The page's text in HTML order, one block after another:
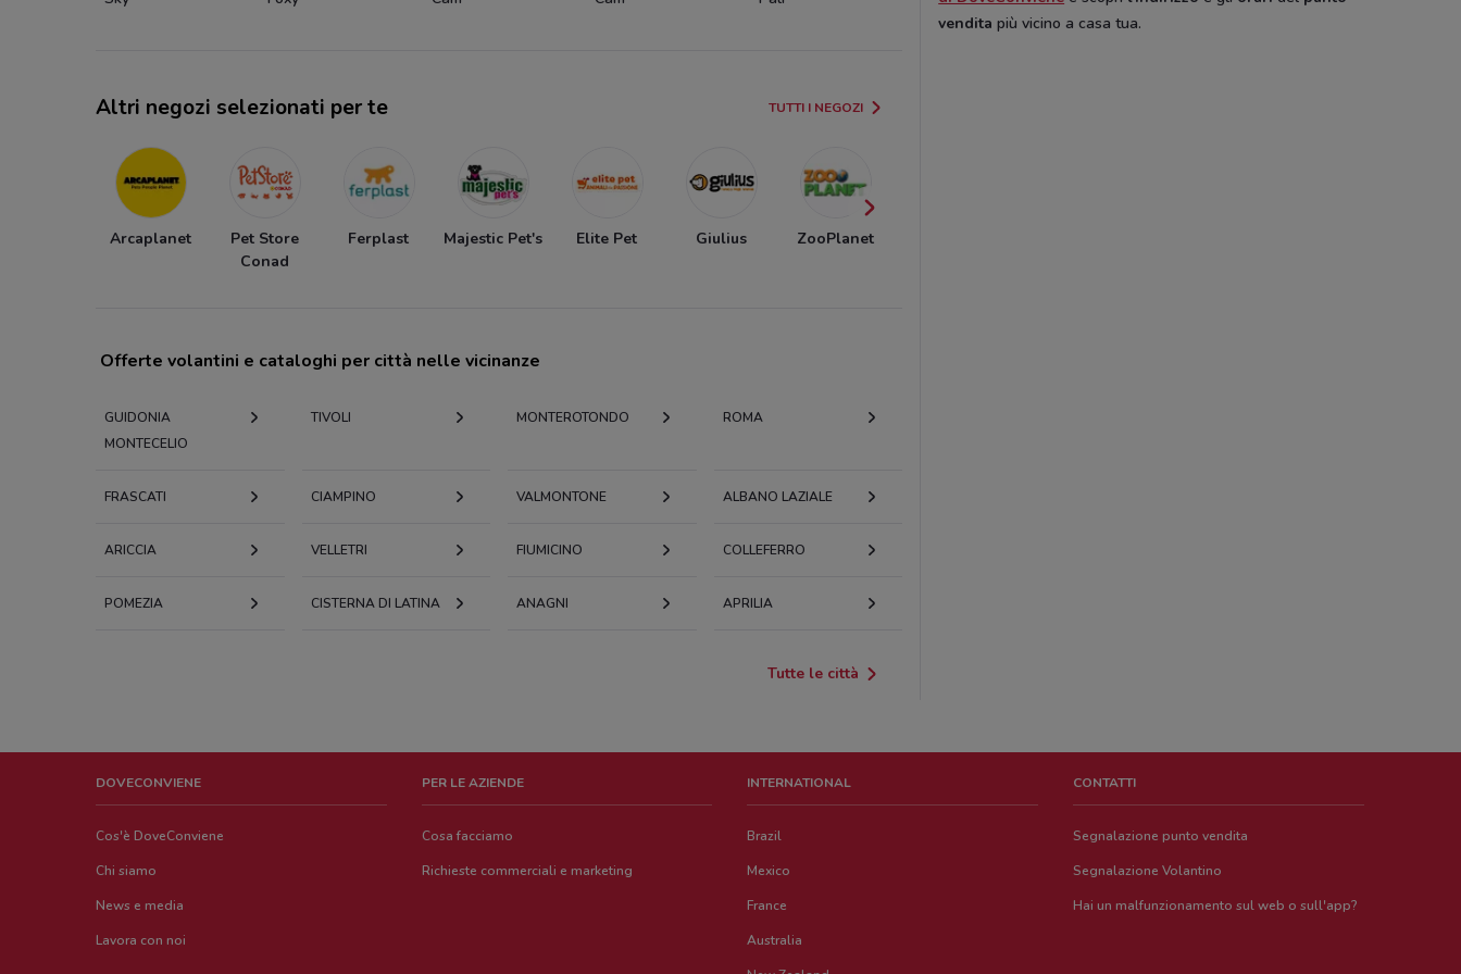
Altri negozi selezionati per te TUTTI I NEGOZI
Arcaplanet
Pet Store
Conad
Ferplast Majestic Pet's Elite Pet Giulius ZooPlanet
Offerte volantini e cataloghi per città nelle vicinanze
GUIDONIA
MONTECELIO
TIVOLI MONTEROTONDO ROMA
FRASCATI CIAMPINO VALMONTONE ALBANO LAZIALE
ARICCIA VELLETRI FIUMICINO COLLEFERRO
POMEZIA CISTERNA DI LATINA ANAGNI APRILIA
Tutte le città
vendita più vicino a casa tua.
DOVECONVIENE
Cos'è DoveConviene
Chi siamo
News e media
Lavora con noi
PER LE AZIENDE
Cosa facciamo
Richieste commerciali e marketing
INTERNATIONAL
Brazil
Mexico
France
Australia
CONTATTI
Segnalazione punto vendita
Segnalazione Volantino
Hai un malfunzionamento sul web o sull'app?